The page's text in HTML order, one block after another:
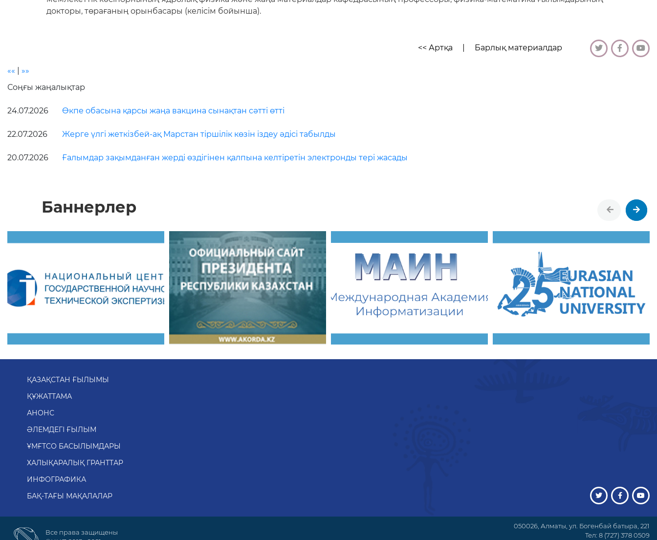
докторы, төрағаның орынбасары (келісім бойынша).
<< Артқа Барлық материалдар
««
»»
Соңғы жаңалықтар
24.07.2026 Өкпе обасына қарсы жаңа вакцина сынақтан сәтті өтті
22.07.2026 Жерге үлгі жеткізбей-ақ Марстан тіршілік көзін іздеу әдісі табылды
20.07.2026 Ғалымдар зақымданған жерді өздігінен қалпына келтіретін электронды тері жасады
Баннерлер
ҚАЗАҚСТАН ҒЫЛЫМЫ
ҚҰЖАТТАМА
АНОНС
ӘЛЕМДЕГІ ҒЫЛЫМ
ҰМҒТСО БАСЫЛЫМДАРЫ
ХАЛЫҚАРАЛЫҚ ГРАНТТАР
ИНФОГРАФИКА
БАҚ-ТАҒЫ МАҚАЛАЛАР
Все права защищены
050026, Алматы, ул. Богенбай батыра, 221
Тел: 8 (727) 378 0509